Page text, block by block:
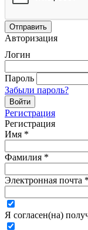
Авторизация
Логин
Пароль
Забыли пароль?
Регистрация
Регистрация
Имя *
Фамилия *
Электронная почта *
Я согласен(на)